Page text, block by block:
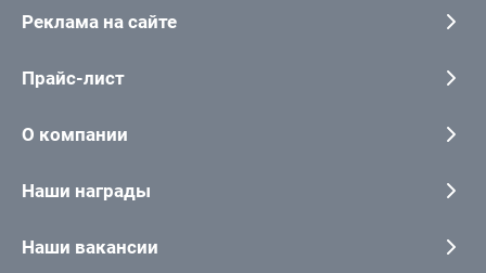
Реклама на сайте
Прайс-лист
О компании
Наши награды
Наши вакансии